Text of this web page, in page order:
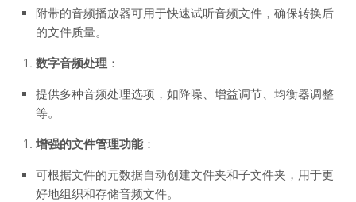
附带的音频播放器可用于快速试听音频文件，确保转换后
的文件质量。
数字音频处理 ：
提供多种音频处理选项，如降噪、增益调节、均衡器调整
等。
增强的文件管理功能：
可根据文件的元数据自动创建文件夹和子文件夹，用于更
好地组织和存储音频文件。